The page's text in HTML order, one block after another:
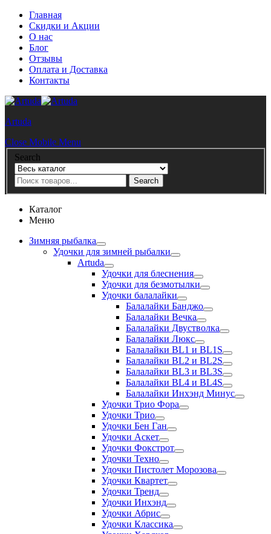
Главная
Скидки и Акции
О нас
Блог
Отзывы
Оплата и Доставка
Контакты
Artuda
Close Mobile Menu
Search
Search
Каталог
Меню
Зимняя рыбалка
Удочки для зимней рыбалки
Artuda
Удочки для блеснения
Удочки для безмотылки
Удочки балалайки
Балалайки Банджо
Балалайки Вечка
Балалайки Двустволка
Балалайки Люкс
Балалайки BL1 и BL1S
Балалайки BL2 и BL2S
Балалайки BL3 и BL3S
Балалайки BL4 и BL4S
Балалайки Инхэнд Минус
Удочки Трио Фора
Удочки Трио
Удочки Бен Ган
Удочки Аскет
Удочки Фокстрот
Удочки Техно
Удочки Пистолет Морозова
Удочки Квартет
Удочки Тренд
Удочки Инхэнд
Удочки Абрис
Удочки Классика